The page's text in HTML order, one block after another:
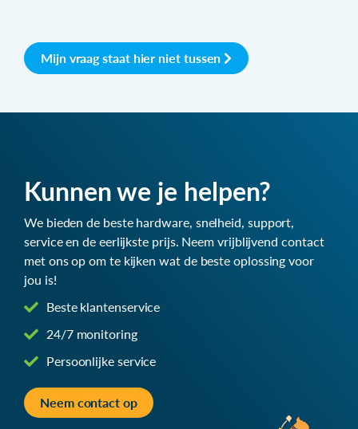
Mijn vraag staat hier niet tussen
Kunnen we je helpen?
We bieden de beste hardware, snelheid, support,
service en de eerlijkste prijs. Neem vrijblijvend contact
met ons op om te kijken wat de beste oplossing voor
jou is!
Beste klantenservice
24/7 monitoring
Persoonlijke service
Neem contact op